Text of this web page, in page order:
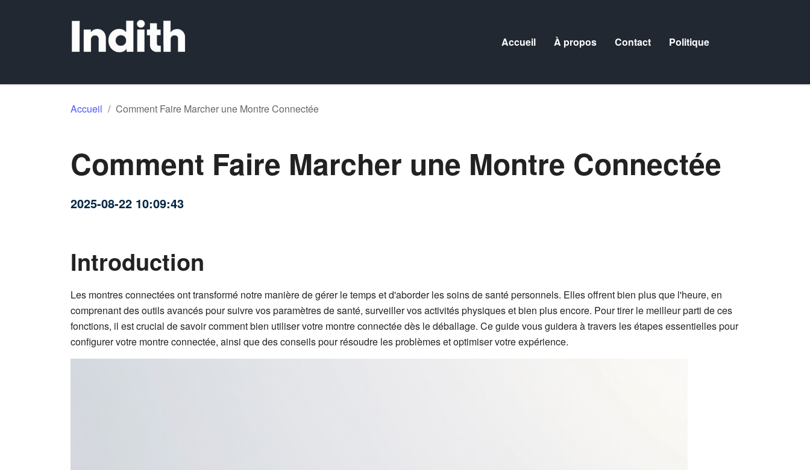
Accueil À propos Contact Politique
Accueil / Comment Faire Marcher une Montre Connectée
Comment Faire Marcher une Montre Connectée
2025-08-22 10:09:43
Introduction
Les montres connectées ont transformé notre manière de gérer le temps et d'aborder les soins de santé personnels. Elles offrent bien plus que l'heure, en
comprenant des outils avancés pour suivre vos paramètres de santé, surveiller vos activités physiques et bien plus encore. Pour tirer le meilleur parti de ces
fonctions, il est crucial de savoir comment bien utiliser votre montre connectée dès le déballage. Ce guide vous guidera à travers les étapes essentielles pour
configurer votre montre connectée, ainsi que des conseils pour résoudre les problèmes et optimiser votre expérience.